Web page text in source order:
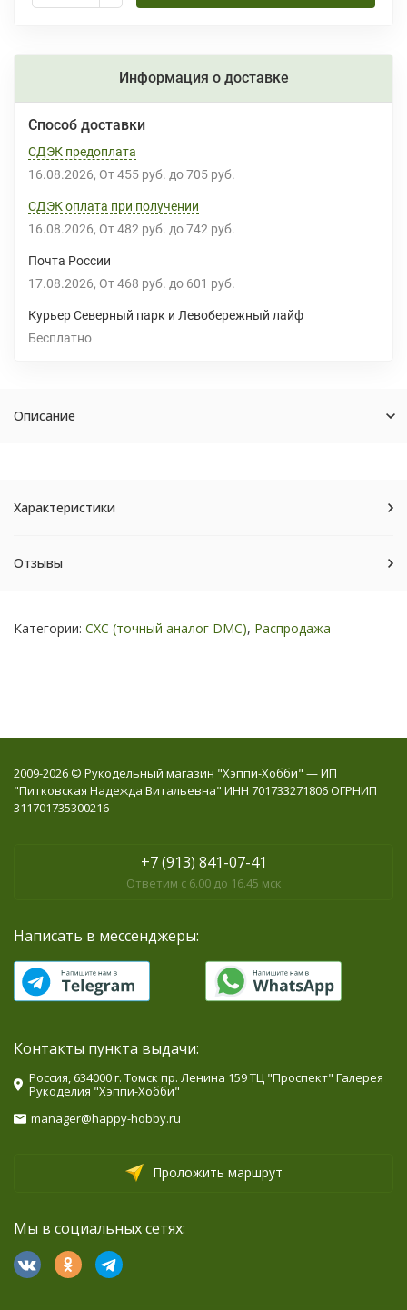
Информация о доставке
Способ доставки
СДЭК предоплата
16.08.2026 От 455 руб. до 705 руб.
СДЭК оплата при получении
16.08.2026 От 482 руб. до 742 руб.
Почта России
17.08.2026 От 468 руб. до 601 руб.
Курьер Северный парк и Левобережный лайф
Бесплатно
Описание
Характеристики
Отзывы
Категории: СХС (точный аналог DMC), Распродажа
2009-2026 © Рукодельный магазин "Хэппи-Хобби" — ИП
"Питковская Надежда Витальевна" ИНН 701733271806 ОГРНИП
311701735300216
+7 (913) 841-07-41
Ответим с 6.00 до 16.45 мск
Написать в мессенджеры:
Контакты пункта выдачи:
Россия, 634000 г. Томск пр. Ленина 159 ТЦ "Проспект" Галерея
Рукоделия "Хэппи-Хобби"
manager@happy-hobby.ru
Проложить маршрут
Мы в социальных сетях: